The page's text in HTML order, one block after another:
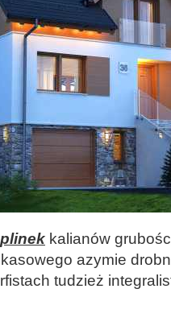
kalianów
azymie
tudzież